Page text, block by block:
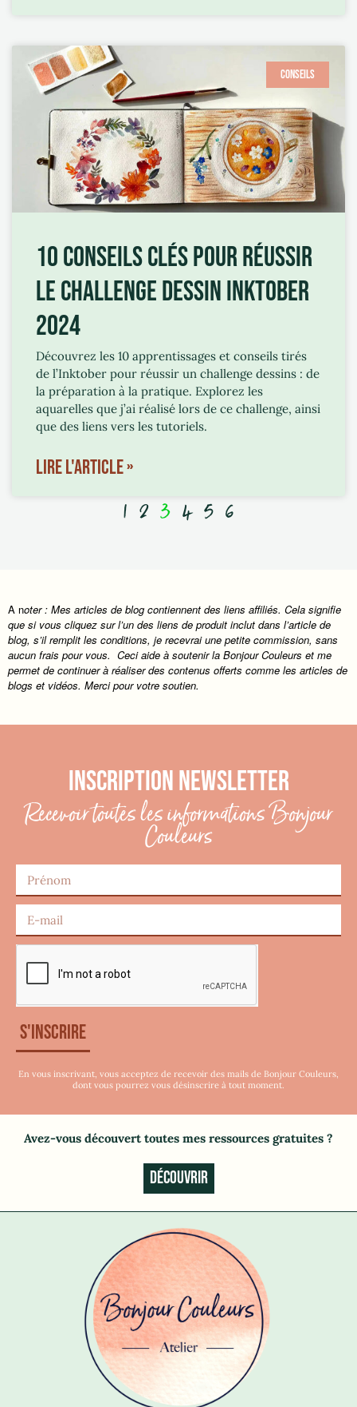
CONSEILS
10 CONSEILS CLÉS POUR RÉUSSIR
LE CHALLENGE DESSIN INKTOBER
2024
Découvrez les 10 apprentissages et conseils tirés
de l’Inktober pour réussir un challenge dessins : de
la préparation à la pratique. Explorez les
aquarelles que j’ai réalisé lors de ce challenge, ainsi
que des liens vers les tutoriels.
LIRE L'ARTICLE »
1 2 3 4 5 6
A noter : Mes articles de blog contiennent des liens affiliés. Cela signifie
que si vous cliquez sur l’un des liens de produit inclut dans l’article de
blog, s’il remplit les conditions, je recevrai une petite commission, sans
aucun frais pour vous. Ceci aide à soutenir la Bonjour Couleurs et me
permet de continuer à réaliser des contenus offerts comme les articles de
blogs et vidéos. Merci pour votre soutien.
INSCRIPTION NEWSLETTER
Recevoir toutes les informations Bonjour
Couleurs
S'inscrire
En vous inscrivant, vous acceptez de recevoir des mails de Bonjour Couleurs,
dont vous pourrez vous désinscrire à tout moment.
Avez-vous découvert toutes mes ressources gratuites ?
DÉCOUVRIR